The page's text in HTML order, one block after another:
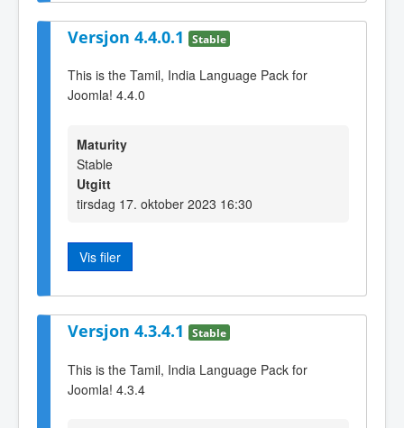
Versjon 4.4.0.1 Stable
This is the Tamil, India Language Pack for
Joomla! 4.4.0
Maturity
Stable
Utgitt
tirsdag 17. oktober 2023 16:30
Vis filer
Versjon 4.3.4.1 Stable
This is the Tamil, India Language Pack for
Joomla! 4.3.4